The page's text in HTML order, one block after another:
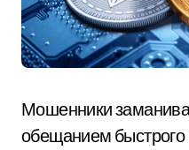
Мошенники
обещанием быстрого